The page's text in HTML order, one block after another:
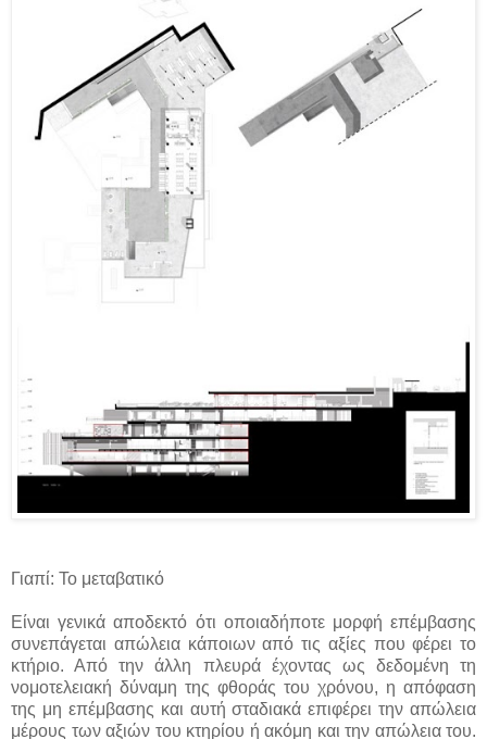
Γιαπί: Το μεταβατικό
Είναι γενικά αποδεκτό ότι οποιαδήποτε μορφή επέμβασης
συνεπάγεται απώλεια κάποιων από τις αξίες που φέρει το
κτήριο. Από την άλλη πλευρά έχοντας ως δεδομένη τη
νομοτελειακή δύναμη της φθοράς του χρόνου, η απόφαση
της μη επέμβασης και αυτή σταδιακά επιφέρει την απώλεια
μέρους των αξιών του κτηρίου ή ακόμη και την απώλεια του.